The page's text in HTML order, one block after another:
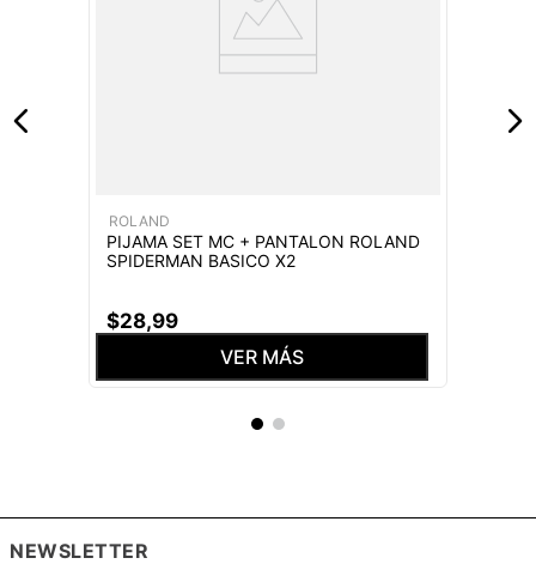
ROLAND
PIJAMA SET MC + PANTALON ROLAND
SPIDERMAN BASICO X2
$28,99
VER MÁS
NEWSLETTER